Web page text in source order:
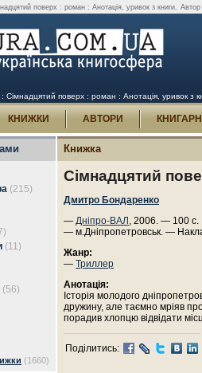
поверх : роман : Анотація, уривок з книги. Автор
поверх : роман : Анотація, уривок з
КНИЖКИ АВТОРИ КНИГАРНІ
(215)
(11)
(56)
(1660)
Книжка
Сімнадцятий
Дмитро Бондаренко
— Дніпро-ВАЛ , 2006. — 100 с.
— м.Дніпропетровськ. —
Жанр:
— Триллер
Анотація:
Історія молодого
дружину, але таємно мріяв
порадив хлопцю відвідати
Поділитись: